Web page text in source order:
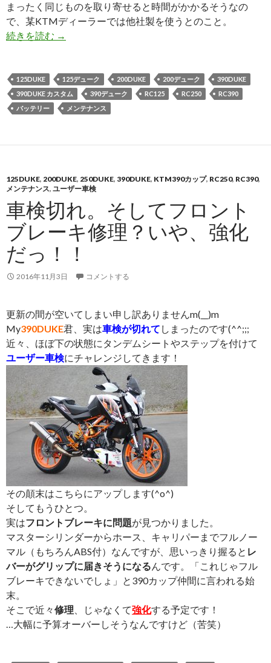
まったく同じものを取り寄せると時間がかかるそうなの
で、某KTMディーラーでは他社製を使うとのこと。
続きを読む バッテリー備忘録（YTX9-BS／FTX9-BS）
→
125DUKE 125デューク 200DUKE 200デューク
390DUKE
390DUKE カスタム
390デューク RC125 RC250
RC390
バッテリー
メンテナンス
125DUKE, 200DUKE, 250DUKE, 390DUKE, KTM390カップ, RC250, RC390,
メンテナンス, ユーザー車検
車検切れ。そしてフロント
ブレーキ修理？いや、強化
だっ！！
2016年11月3日 コメントする
更新の間が空いてしまい申し訳ありませんm(__)m
My390DUKE君、実は車検が切れて しまったのです(^^;;;
近々、ほぼ下の状態にタンデムシートやステップを付けて
ユーザー車検にチャレンジしてきます！
その顛末はこちらにアップします(^o^)
そしてもうひとつ。
実はフロントブレーキに問題が見つかりました。
マスターシリンダーからホース、キャリパーまでフルノー
マル（もちろんABS付）なんですが、思いっきり握ると レ
バーがグリップに届きそうになるんです。「これじゃフル
ブレーキできないでしょ」と390カップ仲間に言われる始
末。
そこで近々修理 、じゃなくて強化する予定です！
…大幅に予算オーバーしそうなんですけど（苦笑）